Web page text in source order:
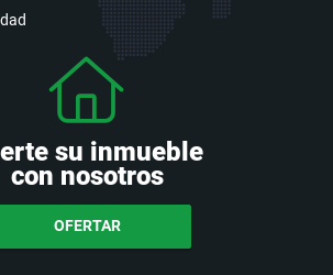
su inmueble
con nosotros
OFERTAR